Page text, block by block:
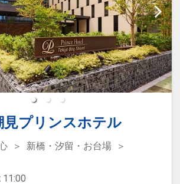
見プリンスホテル
新橋・汐留・お台場
11:00